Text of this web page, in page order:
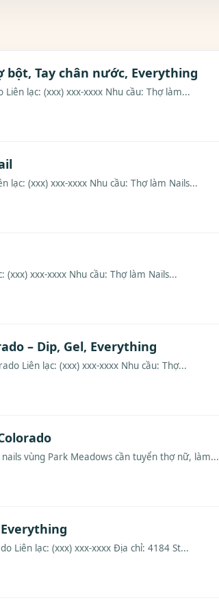
bột, Tay chân nước, Everything
lạc: (xxx) xxx-xxxx Nhu cầu: Thợ làm...
lạc: (xxx) xxx-xxxx Nhu cầu: Thợ làm Nails...
xxx-xxxx Nhu cầu: Thợ làm Nails...
– Dip, Gel, Everything
Liên lạc: (xxx) xxx-xxxx Nhu cầu: Thợ...
vùng Park Meadows cần tuyển thợ nữ, làm...
Liên lạc: (xxx) xxx-xxxx Địa chỉ: 4184 St...